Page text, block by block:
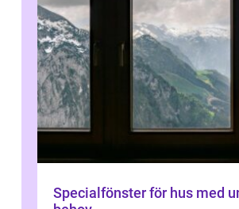
Specialfönster för hus med